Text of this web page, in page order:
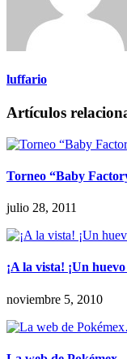
luffario
Artículos
Torneo “Baby
julio 28, 2011
¡A la vista! ¡Un
noviembre 5, 2010